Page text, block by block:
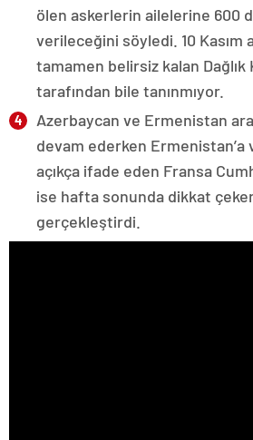
ölen askerlerin ailelerine 600
verileceğini söyledi. 10 Kasım
tamamen belirsiz kalan
tarafından bile tanınmıyor.
Azerbaycan ve Ermenistan
devam ederken
açıkça ifade eden Fransa
ise hafta sonunda dikkat
gerçekleştirdi.